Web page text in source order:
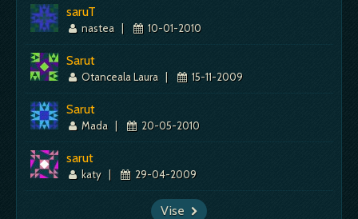
saruT
nastea | 10-01-2010
Sarut
Otanceala Laura | 15-11-2009
Sarut
Mada | 20-05-2010
sarut
katy | 29-04-2009
Vise